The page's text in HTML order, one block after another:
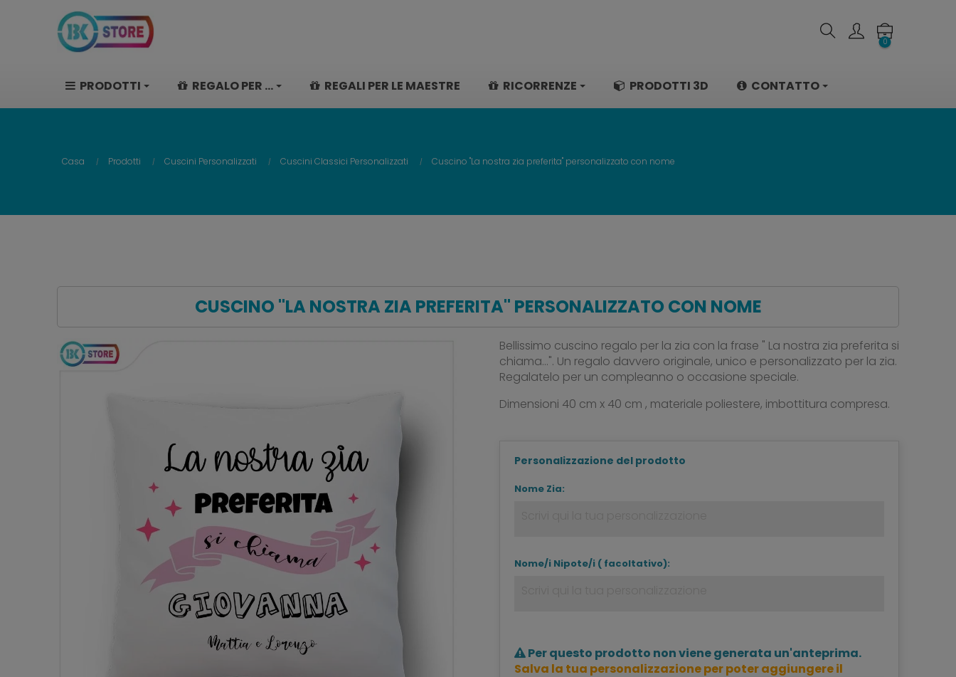
0
PRODOTTI REGALO PER ... REGALI PER LE MAESTRE RICORRENZE PRODOTTI 3D CONTATTO
Casa Prodotti Cuscini Personalizzati Cuscini Classici Personalizzati Cuscino "La nostra zia preferita" personalizzato con nome
CUSCINO "LA NOSTRA ZIA PREFERITA" PERSONALIZZATO CON NOME
Bellissimo cuscino regalo per la zia con la frase " La nostra zia preferita si
chiama...". Un regalo davvero originale, unico e personalizzato per la zia.
Regalatelo per un compleanno o occasione speciale.
Dimensioni 40 cm x 40 cm , materiale poliestere, imbottitura compresa.
Personalizzazione del prodotto
Nome Zia:
Nome/i Nipote/i ( facoltativo):
Per questo prodotto non viene generata un'anteprima.
Salva la tua personalizzazione per poter aggiungere il